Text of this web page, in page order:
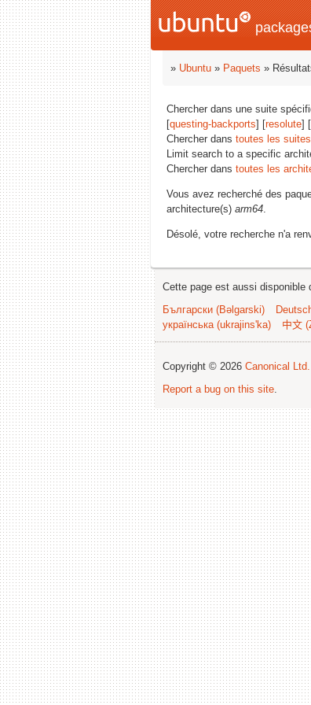
» Ubuntu » Paquets »
Chercher dans une suite
[questing-backports] [resolute] [
Chercher dans toutes les suites
Limit search to a specific
Chercher dans toutes les
Vous avez recherché des
architecture(s) arm64.
Désolé, votre recherche n'a
Cette page est aussi disponible
Български (Bəlgarski)
українська (ukrajins'ka)
中文
Copyright © 2026 Canonical Ltd.
Report a bug on this site.